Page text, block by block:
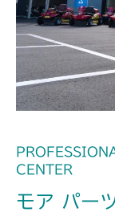
フ
フ
CENTER
モア パー